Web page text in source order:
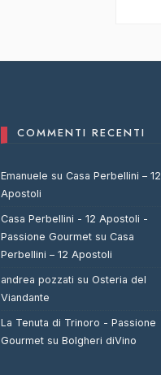
COMMENTI RECENTI
Emanuele su Casa Perbellini – 12
Apostoli
Casa Perbellini - 12 Apostoli -
Passione Gourmet su Casa
Perbellini – 12 Apostoli
andrea pozzati su Osteria del
Viandante
La Tenuta di Trinoro - Passione
Gourmet su Bolgheri diVino